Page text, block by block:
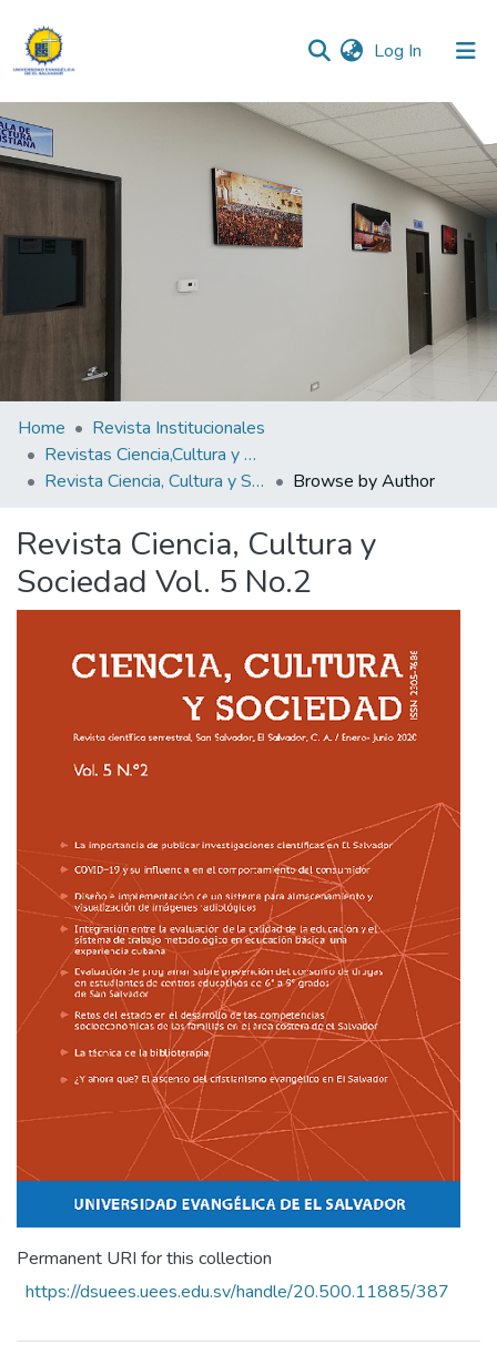
Log In (current)
Communities & Collections
All of DSpace
Home
Revista Institucionales
Revistas Ciencia,Cultura y Sociedad
Revista Ciencia, Cultura y Sociedad Vol. 5 No.2
Browse by Author
Revista Ciencia, Cultura y
Sociedad Vol. 5 No.2
Permanent URI for this collection
https://dsuees.uees.edu.sv/handle/20.500.11885/387